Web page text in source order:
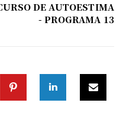
DE AUTOESTIMA
- PROGRAMA 13